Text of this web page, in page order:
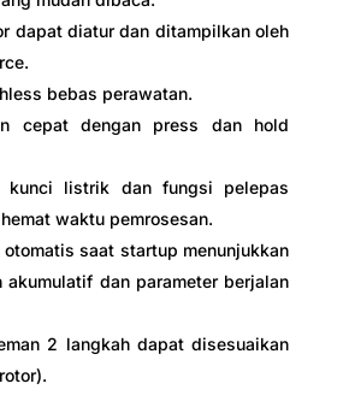
dapat diatur dan ditampilkan oleh
bebas perawatan.
cepat dengan press dan hold
kunci listrik dan fungsi pelepas
waktu pemrosesan.
saat startup menunjukkan
akumulatif dan parameter berjalan
2 langkah dapat disesuaikan